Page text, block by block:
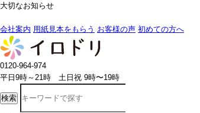
大切なお知らせ
の期間中は、一部の商品で生産発送の制限
会社案内 用紙見本をもらう お客様の声 初めての方へ
0120-964-974
平日9時～21時 土日祝 9時〜19時
検索